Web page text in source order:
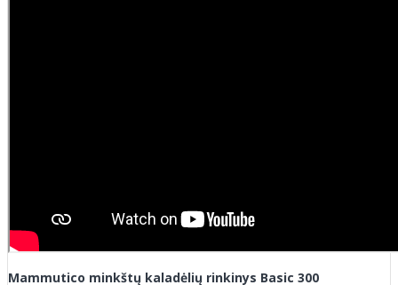
Mammutico minkštų kaladėlių rinkinys Basic 300